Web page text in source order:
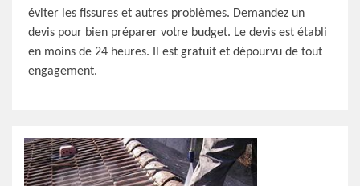
éviter les fissures et autres problèmes. Demandez un
devis pour bien préparer votre budget. Le devis est établi
en moins de 24 heures. Il est gratuit et dépourvu de tout
engagement.